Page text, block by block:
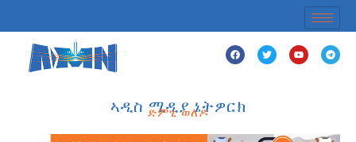
ኣዲስ ሚዲያ ኔትዎርክ
ድምፂ ወለዶ